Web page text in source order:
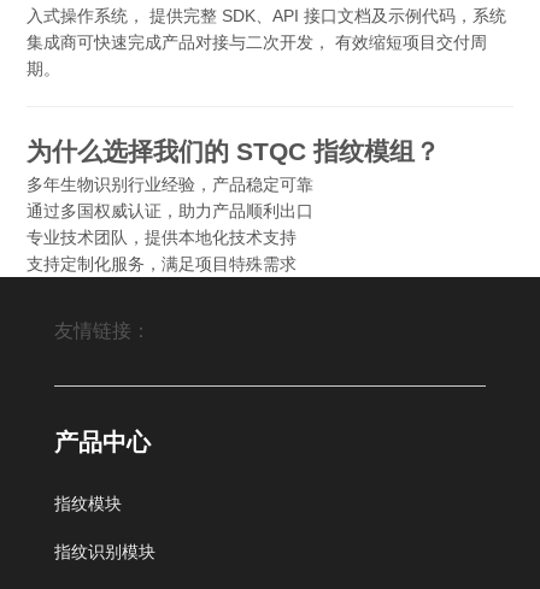
入式操作系统， 提供完整 SDK、API 接口文档及示例代码，系统
集成商可快速完成产品对接与二次开发， 有效缩短项目交付周
期。
为什么选择我们的 STQC 指纹模组？
多年生物识别行业经验，产品稳定可靠
通过多国权威认证，助力产品顺利出口
专业技术团队，提供本地化技术支持
支持定制化服务，满足项目特殊需求
友情链接：
Fingerprint module,Fingerprint sensor module
北京艾迪沃德科技发展有限公司
产品中心
指纹模块
指纹识别模块